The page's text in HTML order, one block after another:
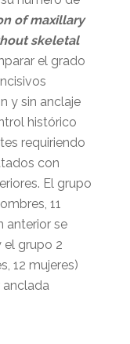
of maxillary
skeletal
el grado
y sin anclaje
histórico
requiriendo
con
El grupo
11
anterior se
el grupo 2
12 mujeres)